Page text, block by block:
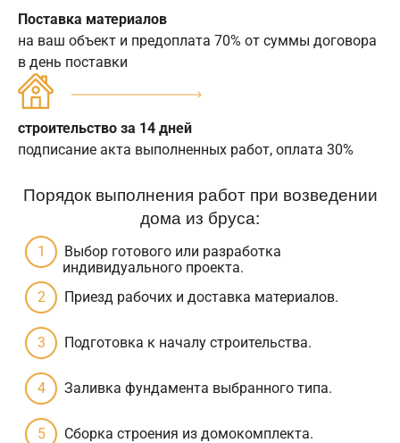
Поставка материалов
на ваш объект и предоплата 70% от суммы договора
в день поставки
строительство за 14 дней
подписание акта выполненных работ, оплата 30%
Порядок выполнения работ при возведении
дома из бруса:
Выбор готового или разработка
индивидуального проекта.
Приезд рабочих и доставка материалов.
Подготовка к началу строительства.
Заливка фундамента выбранного типа.
Сборка строения из домокомплекта.